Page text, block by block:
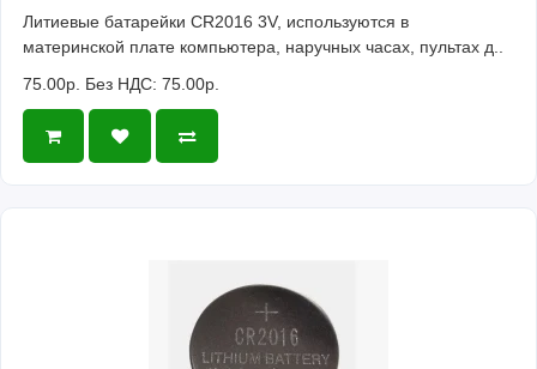
Литиевые батарейки CR2016 3V, используются в
материнской плате компьютера, наручных часах, пультах д..
75.00р. Без НДС: 75.00р.